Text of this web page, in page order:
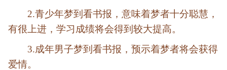
2.青少年梦到看书报，意味着梦者十分聪慧，
有很上进，学习成绩将会得到较大提高。
3.成年男子梦到看书报，预示着梦者将会获得
爱情。